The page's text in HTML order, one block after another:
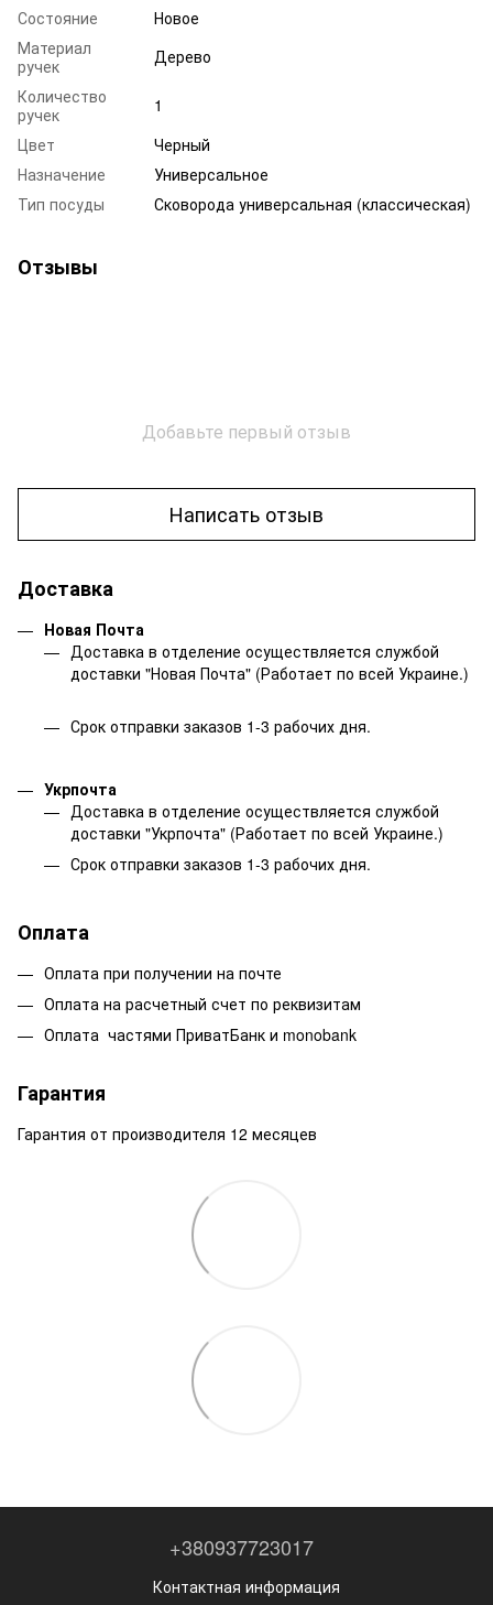
Состояние
Новое
Материал
ручек
Дерево
Количество
ручек
1
Цвет
Черный
Назначение
Универсальное
Тип посуды
Сковорода универсальная (классическая)
Отзывы
Добавьте первый отзыв
Написать отзыв
Доставка
Новая Почта
Доставка в отделение осуществляется службой
доставки "Новая Почта" (Работает по всей Украине.)
Срок отправки заказов 1-3 рабочих дня.
Укрпочта
Доставка в отделение осуществляется службой
доставки "Укрпочта" (Работает по всей Украине.)
Срок отправки заказов 1-3 рабочих дня.
Оплата
Оплата при получении на почте
Оплата на расчетный счет по реквизитам
Оплата частями ПриватБанк и monobank
Гарантия
Гарантия от производителя 12 месяцев
+380937723017
Контактная информация